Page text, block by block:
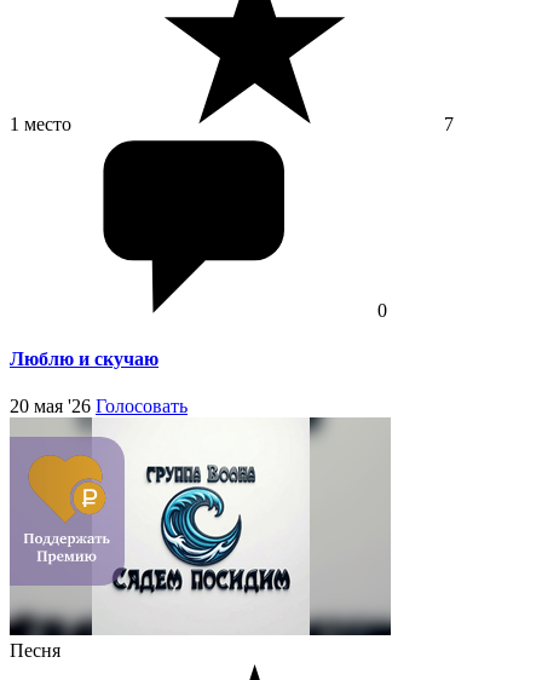
1 место 7
0
Люблю и скучаю
20 мая '26 Голосовать
Песня